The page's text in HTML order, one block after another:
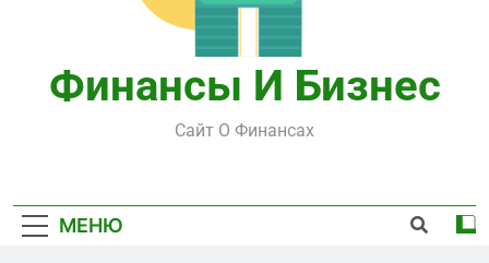
Финансы И Бизнес
Сайт О Финансах
МЕНЮ